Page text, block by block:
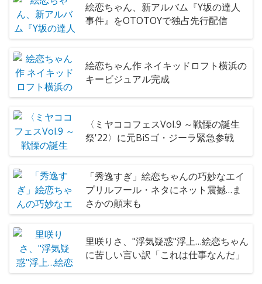
絵恋ちゃん、新アルバム『Y坂の達人
事件』をOTOTOYで独占先行配信
絵恋ちゃん作 ネイキッドロフト横浜の
キービジュアル完成
〈ミヤココフェスVol.9 ～戦慄の誕生
祭'22〉に元BiSゴ・ジーラ緊急参戦
「秀逸すぎ」絵恋ちゃんの巧妙なエイ
プリルフール・ネタにネット震撼…ま
さかの顛末も
里咲りさ、"浮気疑惑"浮上…絵恋ちゃん
に苦しい言い訳「これは仕事なんだ」